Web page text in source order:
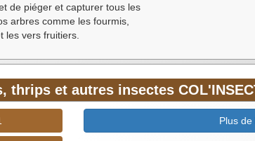
de piéger et capturer tous les
arbres comme les fourmis,
les vers fruitiers.
et autres insectes
Plus de